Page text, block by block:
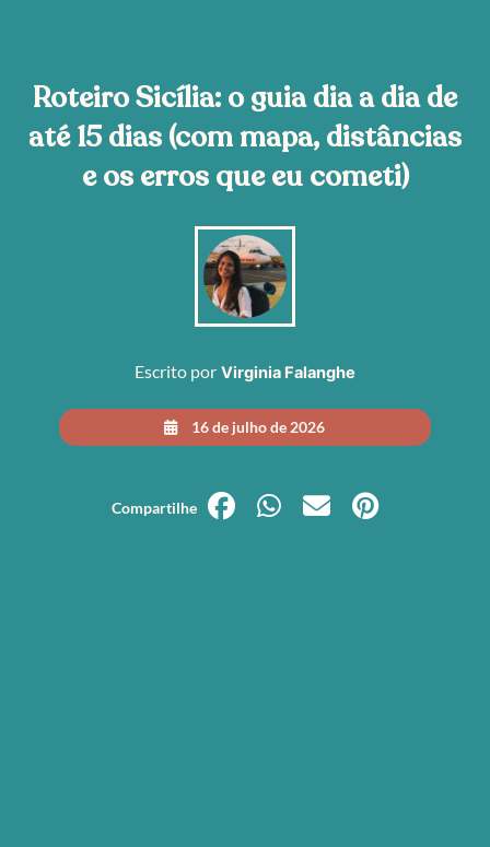
Roteiro Sicília: o guia dia a dia de
até 15 dias (com mapa, distâncias
e os erros que eu cometi)
Escrito por Virginia Falanghe
16 de julho de 2026